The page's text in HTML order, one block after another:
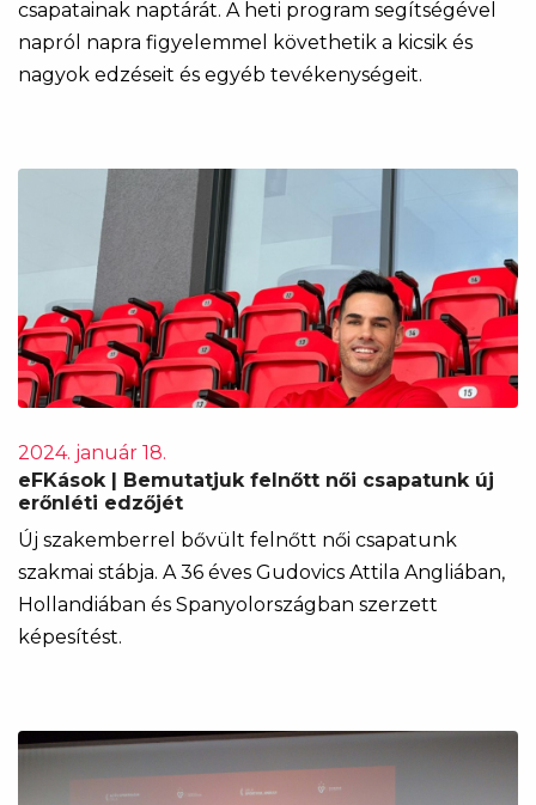
csapatainak naptárát. A heti program segítségével
napról napra figyelemmel követhetik a kicsik és
nagyok edzéseit és egyéb tevékenységeit.
2024. január 18.
eFKások | Bemutatjuk felnőtt női csapatunk új
erőnléti edzőjét
​​​​​​​Új szakemberrel bővült felnőtt női csapatunk
szakmai stábja. A 36 éves Gudovics Attila Angliában,
Hollandiában és Spanyolországban szerzett
képesítést.